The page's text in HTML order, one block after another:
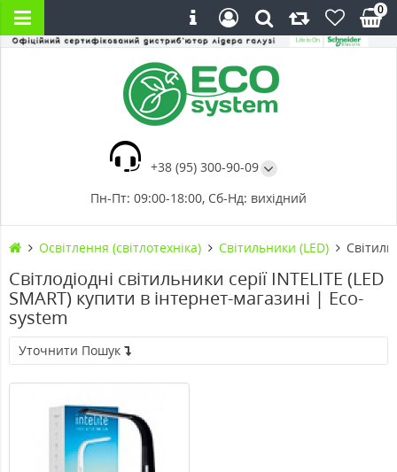
+38 (95) 300-90-09
Пн-Пт: 09:00-18:00, Сб-Нд: вихідний
0
Освітлення (світлотехніка) Світильники (LED)
Світлодіодні світильники серії INTELITE (LED
SMART) купити в інтернет-магазині | Eco-
system
Уточнити Пошук